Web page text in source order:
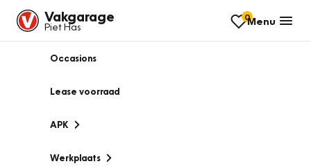
Vakgarage
Piet Has
0Menu
Occasions
Lease voorraad
APK
Werkplaats